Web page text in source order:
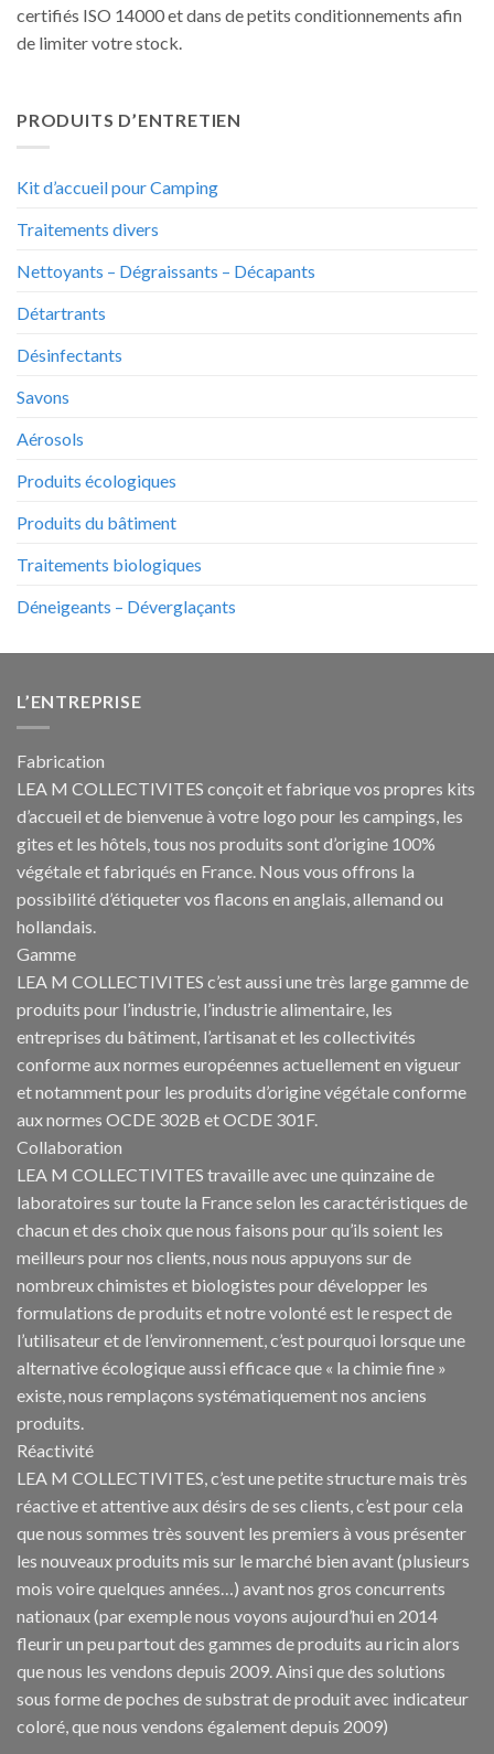
certifiés ISO 14000 et dans de petits conditionnements afin
de limiter votre stock.
PRODUITS D’ENTRETIEN
Kit d’accueil pour Camping
Traitements divers
Nettoyants – Dégraissants – Décapants
Détartrants
Désinfectants
Savons
Aérosols
Produits écologiques
Produits du bâtiment
Traitements biologiques
Déneigeants – Déverglaçants
L’ENTREPRISE
Fabrication
LEA M COLLECTIVITES conçoit et fabrique vos propres kits
d’accueil et de bienvenue à votre logo pour les campings, les
gites et les hôtels, tous nos produits sont d’origine 100%
végétale et fabriqués en France. Nous vous offrons la
possibilité d’étiqueter vos flacons en anglais, allemand ou
hollandais.
Gamme
LEA M COLLECTIVITES c’est aussi une très large gamme de
produits pour l’industrie, l’industrie alimentaire, les
entreprises du bâtiment, l’artisanat et les collectivités
conforme aux normes européennes actuellement en vigueur
et notamment pour les produits d’origine végétale conforme
aux normes OCDE 302B et OCDE 301F.
Collaboration
LEA M COLLECTIVITES travaille avec une quinzaine de
laboratoires sur toute la France selon les caractéristiques de
chacun et des choix que nous faisons pour qu’ils soient les
meilleurs pour nos clients, nous nous appuyons sur de
nombreux chimistes et biologistes pour développer les
formulations de produits et notre volonté est le respect de
l’utilisateur et de l’environnement, c’est pourquoi lorsque une
alternative écologique aussi efficace que « la chimie fine »
existe, nous remplaçons systématiquement nos anciens
produits.
Réactivité
LEA M COLLECTIVITES, c’est une petite structure mais très
réactive et attentive aux désirs de ses clients, c’est pour cela
que nous sommes très souvent les premiers à vous présenter
les nouveaux produits mis sur le marché bien avant (plusieurs
mois voire quelques années…) avant nos gros concurrents
nationaux (par exemple nous voyons aujourd’hui en 2014
fleurir un peu partout des gammes de produits au ricin alors
que nous les vendons depuis 2009. Ainsi que des solutions
sous forme de poches de substrat de produit avec indicateur
coloré, que nous vendons également depuis 2009)